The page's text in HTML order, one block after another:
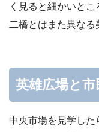
く見ると細かいと
二橋とはまた異なる
英雄広場と市
中央市場を見学した